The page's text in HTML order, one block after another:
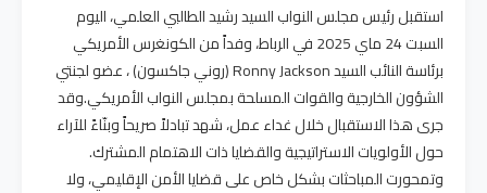
استقبل رئيس مجلس النواب السيد رشيد الطالبي العلمي، اليوم
السبت 24 ماي 2025 في الرباط، وفداً من الكونغرس الأمريكي
برئاسة النائب السيد Ronny Jackson (روني جاكسون) ، عضو لجنتي
الشؤون الخارجية والقوات المسلحة بمجلس النواب الأمريكي.وقد
جرى هذا الاستقبال خلال غداء عمل، شهد تبادلاً صريحاً وبنّاءً للآراء
حول الأولويات الاستراتيجية والقضايا ذات الاهتمام المشترك.
وتمحورت المباحثات بشكل خاص على قضايا الأمن الإقليمي، ولا